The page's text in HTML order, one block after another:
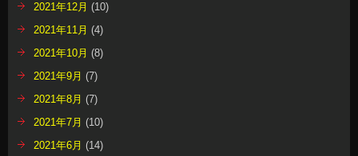
2021年12月 (10)
2021年11月 (4)
2021年10月 (8)
2021年9月 (7)
2021年8月 (7)
2021年7月 (10)
2021年6月 (14)